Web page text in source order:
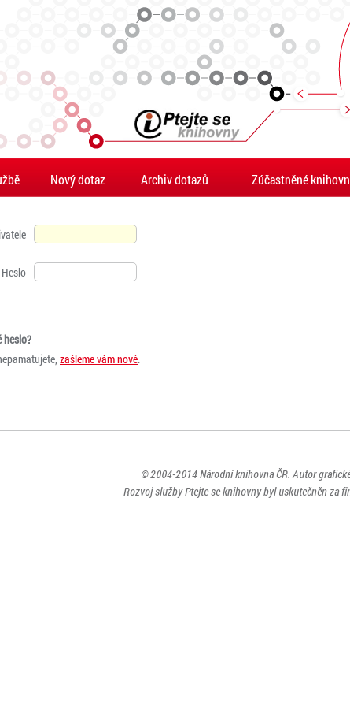
Nový dotaz Archiv dotazů Zúčastněné
Heslo
heslo?
zašleme vám nové.
© 2004-2014Národní knihovna ČR. Autor
Rozvoj služby Ptejte se knihovny byl uskutečněn za